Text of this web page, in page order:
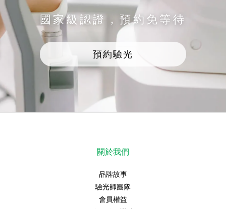
國家級認證，預約免等待
預約驗光
關於我們
品牌故事
驗光師團隊
會員權益